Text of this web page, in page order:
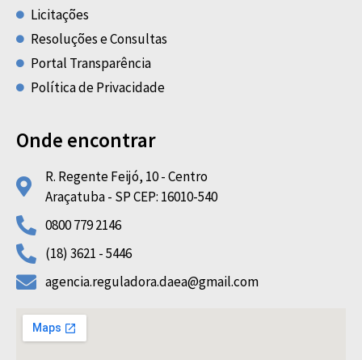
Licitações
Resoluções e Consultas
Portal Transparência
Política de Privacidade
Onde encontrar
R. Regente Feijó, 10 - Centro
Araçatuba - SP CEP: 16010-540
0800 779 2146
(18) 3621 - 5446
agencia.reguladora.daea@gmail.com